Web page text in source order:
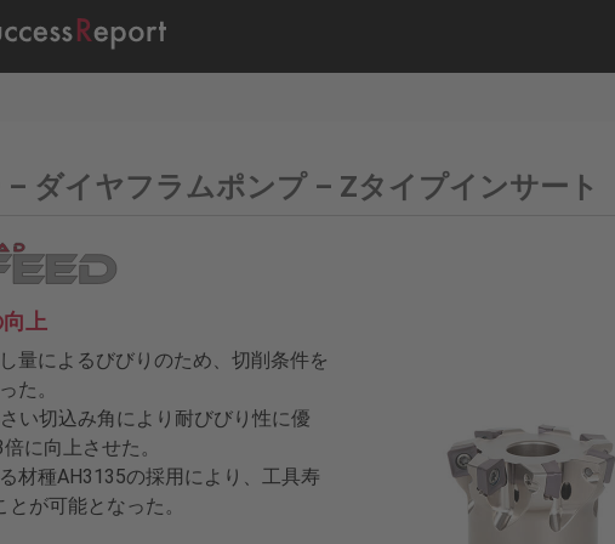
– ダイヤフラムポンプ – Zタイプインサート
上
量によるびびりのため、切削条件を
た。
い切込み角により耐びびり性に優
に向上させた。
材種AH3135の採用により、工具寿
が可能となった。